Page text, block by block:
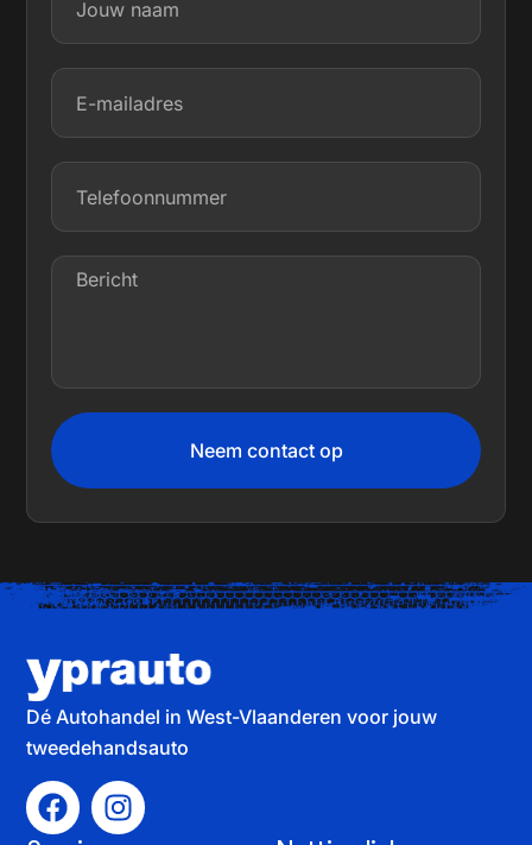
Neem contact op
Dé Autohandel in West-Vlaanderen voor jouw
tweedehandsauto